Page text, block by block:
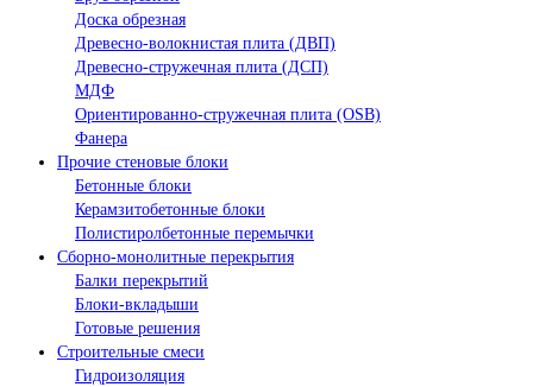
Доска обрезная
Древесно-волокнистая плита (ДВП)
Древесно-стружечная плита (ДСП)
МДФ
Ориентированно-стружечная плита (OSB)
Фанера
Прочие стеновые блоки
Бетонные блоки
Керамзитобетонные блоки
Полистиролбетонные перемычки
Сборно-монолитные перекрытия
Балки перекрытий
Блоки-вкладыши
Готовые решения
Строительные смеси
Гидроизоляция